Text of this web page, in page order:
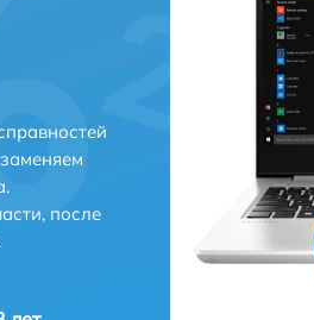
после